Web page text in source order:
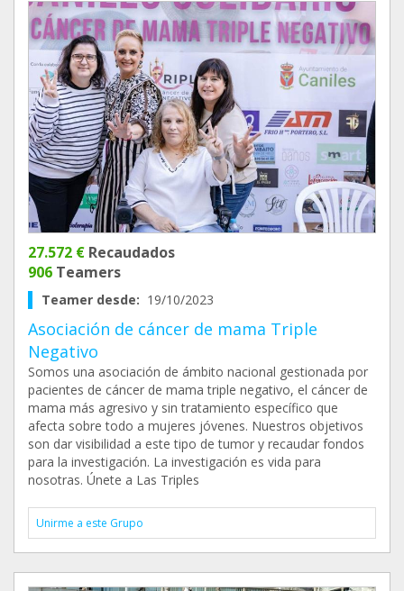
27.572 € Recaudados
906 Teamers
Teamer desde: 19/10/2023
Asociación de cáncer de mama Triple
Negativo
Somos una asociación de ámbito nacional gestionada por
pacientes de cáncer de mama triple negativo, el cáncer de
mama más agresivo y sin tratamiento específico que
afecta sobre todo a mujeres jóvenes. Nuestros objetivos
son dar visibilidad a este tipo de tumor y recaudar fondos
para la investigación. La investigación es vida para
nosotras. Únete a Las Triples
Unirme a este Grupo